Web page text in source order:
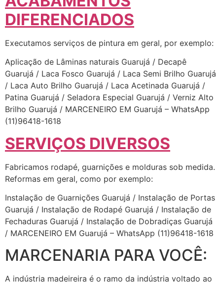
DIFERENCIADOS
Executamos serviços de pintura em geral, por exemplo:
Aplicação de Lâminas naturais Guarujá / Decapê
Guarujá / Laca Fosco Guarujá / Laca Semi Brilho Guarujá
/ Laca Auto Brilho Guarujá / Laca Acetinada Guarujá /
Patina Guarujá / Seladora Especial Guarujá / Verniz Alto
Brilho Guarujá / MARCENEIRO EM Guarujá – WhatsApp
(11)96418-1618
SERVIÇOS DIVERSOS
Fabricamos rodapé, guarnições e molduras sob medida.
Reformas em geral, como por exemplo:
Instalação de Guarnições Guarujá / Instalação de Portas
Guarujá / Instalação de Rodapé Guarujá / Instalação de
Fechaduras Guarujá / Instalação de Dobradiças Guarujá
/ MARCENEIRO EM Guarujá – WhatsApp (11)96418-1618
MARCENARIA PARA VOCÊ:
A indústria madeireira é o ramo da indústria voltado ao